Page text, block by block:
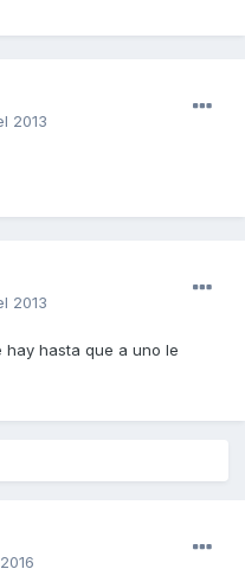
2013
2013
hay hasta que a uno le